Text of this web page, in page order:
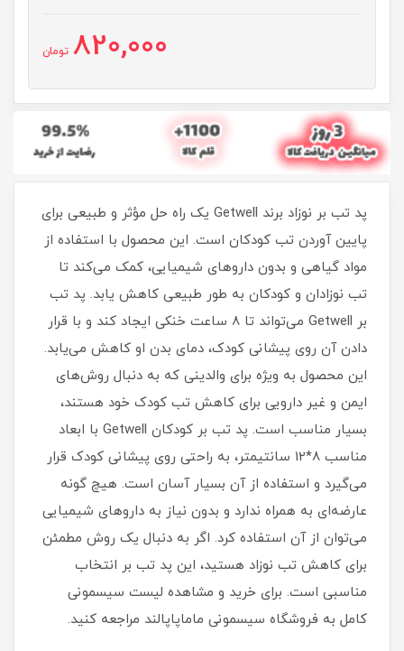
820,000 تومان
پد تب بر نوزاد برند Getwell یک راه حل مؤثر و طبیعی برای
پایین آوردن تب کودکان است. این محصول با استفاده از
مواد گیاهی و بدون داروهای شیمیایی، کمک می‌کند تا
تب نوزادان و کودکان به طور طبیعی کاهش یابد. پد تب
بر Getwell می‌تواند تا 8 ساعت خنکی ایجاد کند و با قرار
دادن آن روی پیشانی کودک، دمای بدن او کاهش می‌یابد.
این محصول به ویژه برای والدینی که به دنبال روش‌های
ایمن و غیر دارویی برای کاهش تب کودک خود هستند،
بسیار مناسب است. پد تب بر کودکان Getwell با ابعاد
مناسب 8*12 سانتیمتر، به راحتی روی پیشانی کودک قرار
می‌گیرد و استفاده از آن بسیار آسان است. هیچ گونه
عارضه‌ای به همراه ندارد و بدون نیاز به داروهای شیمیایی
می‌توان از آن استفاده کرد. اگر به دنبال یک روش مطمئن
برای کاهش تب نوزاد هستید، این پد تب بر انتخاب
مناسبی است. برای خرید و مشاهده لیست سیسمونی
کامل به فروشگاه سیسمونی ماماپاپالند مراجعه کنید.